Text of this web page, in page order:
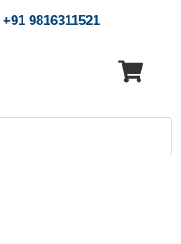
+91 9816311521